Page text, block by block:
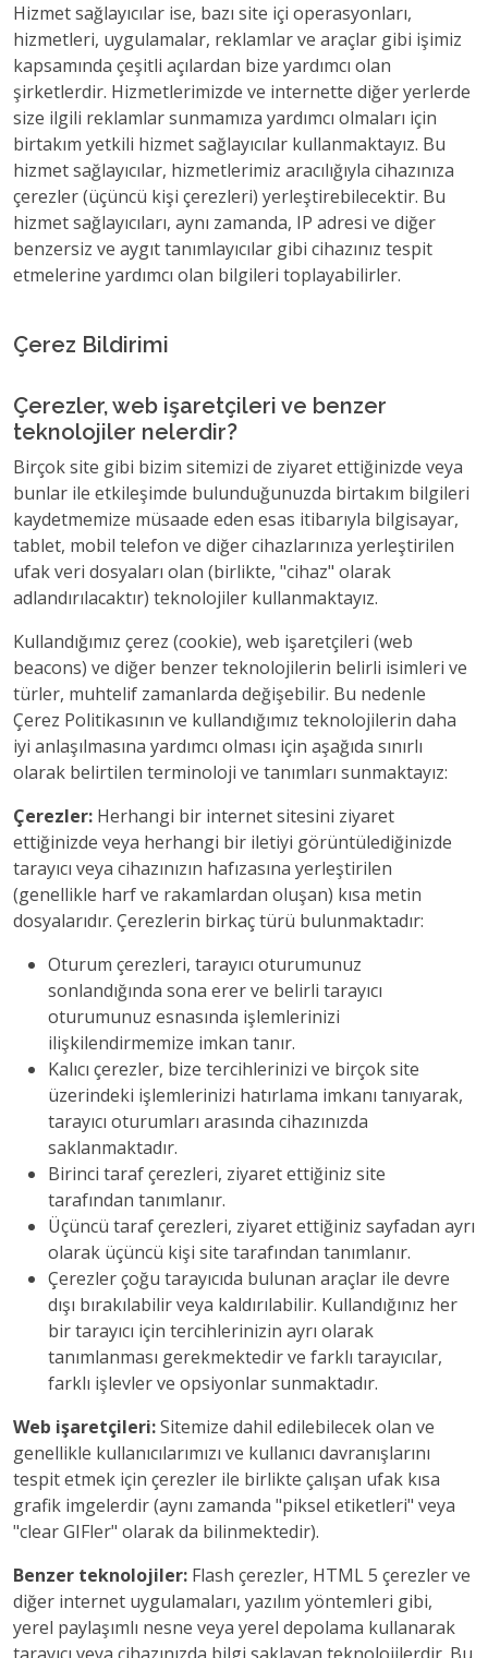
Hizmet sağlayıcılar ise, bazı site içi operasyonları,
hizmetleri, uygulamalar, reklamlar ve araçlar gibi işimiz
kapsamında çeşitli açılardan bize yardımcı olan
şirketlerdir. Hizmetlerimizde ve internette diğer yerlerde
size ilgili reklamlar sunmamıza yardımcı olmaları için
birtakım yetkili hizmet sağlayıcılar kullanmaktayız. Bu
hizmet sağlayıcılar, hizmetlerimiz aracılığıyla cihazınıza
çerezler (üçüncü kişi çerezleri) yerleştirebilecektir. Bu
hizmet sağlayıcıları, aynı zamanda, IP adresi ve diğer
benzersiz ve aygıt tanımlayıcılar gibi cihazınız tespit
etmelerine yardımcı olan bilgileri toplayabilirler.
Çerez Bildirimi
Çerezler, web işaretçileri ve benzer
teknolojiler nelerdir?
Birçok site gibi bizim sitemizi de ziyaret ettiğinizde veya
bunlar ile etkileşimde bulunduğunuzda birtakım bilgileri
kaydetmemize müsaade eden esas itibarıyla bilgisayar,
tablet, mobil telefon ve diğer cihazlarınıza yerleştirilen
ufak veri dosyaları olan (birlikte, "cihaz" olarak
adlandırılacaktır) teknolojiler kullanmaktayız.
Kullandığımız çerez (cookie), web işaretçileri (web
beacons) ve diğer benzer teknolojilerin belirli isimleri ve
türler, muhtelif zamanlarda değişebilir. Bu nedenle
Çerez Politikasının ve kullandığımız teknolojilerin daha
iyi anlaşılmasına yardımcı olması için aşağıda sınırlı
olarak belirtilen terminoloji ve tanımları sunmaktayız:
Çerezler: Herhangi bir internet sitesini ziyaret
ettiğinizde veya herhangi bir iletiyi görüntülediğinizde
tarayıcı veya cihazınızın hafızasına yerleştirilen
(genellikle harf ve rakamlardan oluşan) kısa metin
dosyalarıdır. Çerezlerin birkaç türü bulunmaktadır:
Oturum çerezleri, tarayıcı oturumunuz
sonlandığında sona erer ve belirli tarayıcı
oturumunuz esnasında işlemlerinizi
ilişkilendirmemize imkan tanır.
Kalıcı çerezler, bize tercihlerinizi ve birçok site
üzerindeki işlemlerinizi hatırlama imkanı tanıyarak,
tarayıcı oturumları arasında cihazınızda
saklanmaktadır.
Birinci taraf çerezleri, ziyaret ettiğiniz site
tarafından tanımlanır.
Üçüncü taraf çerezleri, ziyaret ettiğiniz sayfadan ayrı
olarak üçüncü kişi site tarafından tanımlanır.
Çerezler çoğu tarayıcıda bulunan araçlar ile devre
dışı bırakılabilir veya kaldırılabilir. Kullandığınız her
bir tarayıcı için tercihlerinizin ayrı olarak
tanımlanması gerekmektedir ve farklı tarayıcılar,
farklı işlevler ve opsiyonlar sunmaktadır.
Web işaretçileri:Sitemize dahil edilebilecek olan ve
genellikle kullanıcılarımızı ve kullanıcı davranışlarını
tespit etmek için çerezler ile birlikte çalışan ufak kısa
grafik imgelerdir (aynı zamanda "piksel etiketleri" veya
"clear GIFler" olarak da bilinmektedir).
Benzer teknolojiler: Flash çerezler, HTML 5 çerezler ve
diğer internet uygulamaları, yazılım yöntemleri gibi,
yerel paylaşımlı nesne veya yerel depolama kullanarak